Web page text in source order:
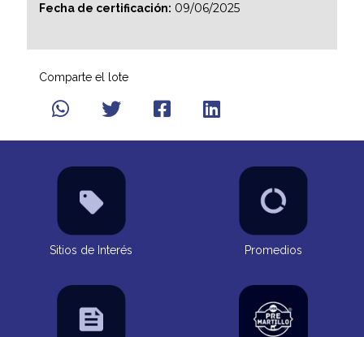
Fecha de certificación: 09/06/2025
Comparte el lote
Sitios de Interés Promedios